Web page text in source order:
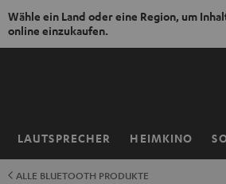
Wähle ein Land oder eine Region, um
online einzukaufen.
ZUM
LAUTSPRECHER HEIMKINO
Startseite
ALLE BLUETOOTH PRODUKTE